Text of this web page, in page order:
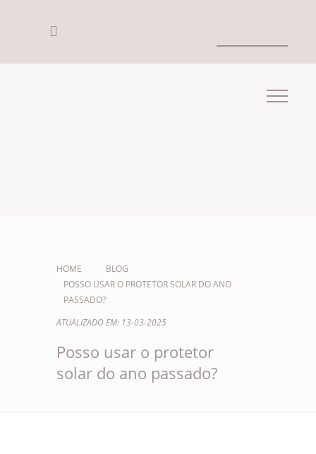
HOME
BLOG
POSSO USAR O PROTETOR SOLAR DO ANO
PASSADO?
ATUALIZADO EM: 13-03-2025
Posso usar o protetor
solar do ano passado?